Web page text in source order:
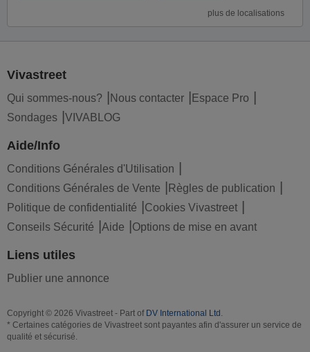
plus de localisations
Vivastreet
Qui sommes-nous? Nous contacter
Espace Pro
Sondages
VIVABLOG
Aide/Info
Conditions Générales d'Utilisation
Conditions Générales de Vente
Règles de publication
Politique de confidentialité
Cookies Vivastreet
Conseils Sécurité
Aide Options de mise en avant
Liens utiles
Publier une annonce
Copyright © 2026 Vivastreet - Part of DV International Ltd .
* Certaines catégories de Vivastreet sont payantes afin d'assurer un service de
qualité et sécurisé.